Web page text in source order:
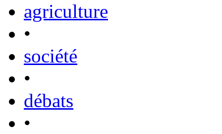
agriculture
•
société
•
débats
•